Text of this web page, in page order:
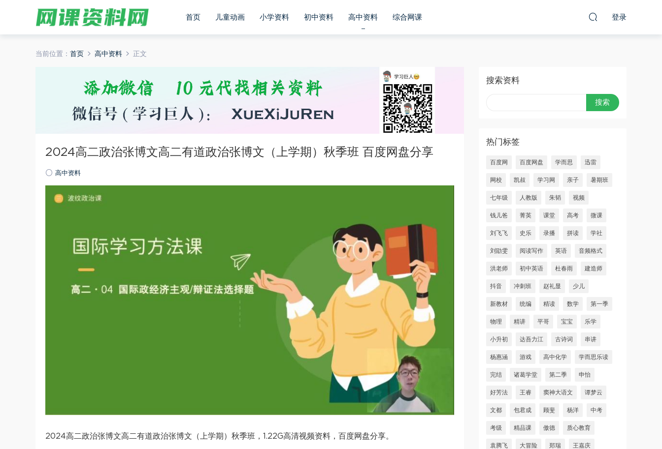
首页 儿童动画 小学资料 初中资料 高中资料 综合网课 登录
当前位置： 首页 高中资料 正文
2024高二政治张博文高二有道政治张博文（上学期）秋季班 百度网盘分享
高中资料
2024高二政治张博文高二有道政治张博文（上学期）秋季班，1.22G高清视频资料，百度网盘分享。
搜索资料
热门标签
百度网 百度网盘 学而思 迅雷
网校 凯叔 学习网 亲子 暑期班
七年级 人教版 朱韬 视频
钱儿爸 菁英 课堂 高考 微课
刘飞飞 史乐 录播 拼读 学社
刘勖雯 阅读写作 英语 音频格式
洪老师 初中英语 杜春雨 建造师
抖音 冲刺班 赵礼显 少儿
新教材 统编 精读 数学 第一季
物理 精讲 平哥 宝宝 乐学
小升初 达吾力江 古诗词 串讲
杨惠涵 游戏 高中化学 学而思乐读
完结 诸葛学堂 第二季 申怡
好芳法 王睿 窦神大语文 谭梦云
文都 包君成 顾斐 杨洋 中考
考级 精品课 傲德 质心教育
袁腾飞 大冒险 郑瑞 王嘉庆